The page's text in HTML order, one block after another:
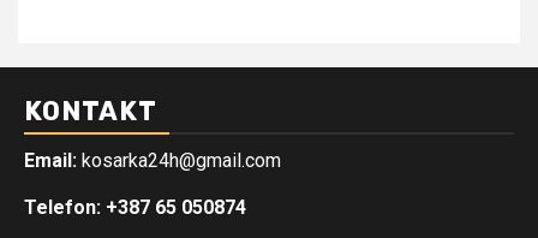
KONTAKT
Email: kosarka24h@gmail.com
Telefon: +387 65 050874